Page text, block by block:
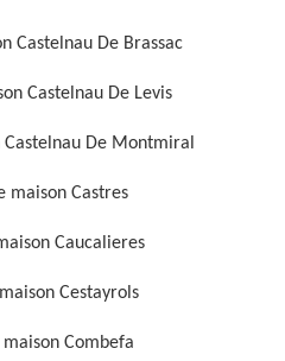
Castelnau De Brassac
Castelnau De Levis
De Montmiral
maison Castres
Caucalieres
Cestayrols
Combefa